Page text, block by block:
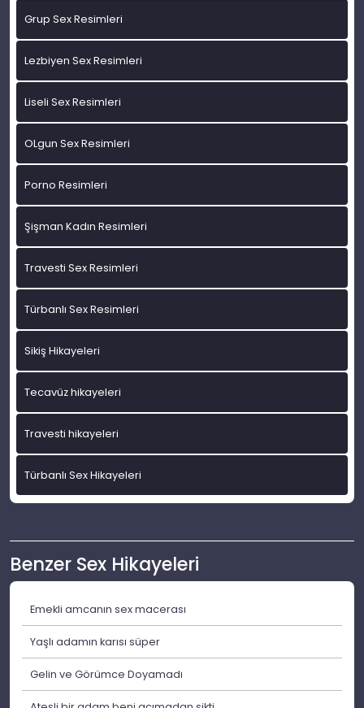
Grup Sex Resimleri
Lezbiyen Sex Resimleri
Liseli Sex Resimleri
OLgun Sex Resimleri
Porno Resimleri
Şişman Kadın Resimleri
Travesti Sex Resimleri
Türbanlı Sex Resimleri
Sikiş Hikayeleri
Tecavüz hikayeleri
Travesti hikayeleri
Türbanlı Sex Hikayeleri
Benzer Sex Hikayeleri
Emekli amcanın sex macerası
Yaşlı adamın karısı süper
Gelin ve Görümce Doyamadı